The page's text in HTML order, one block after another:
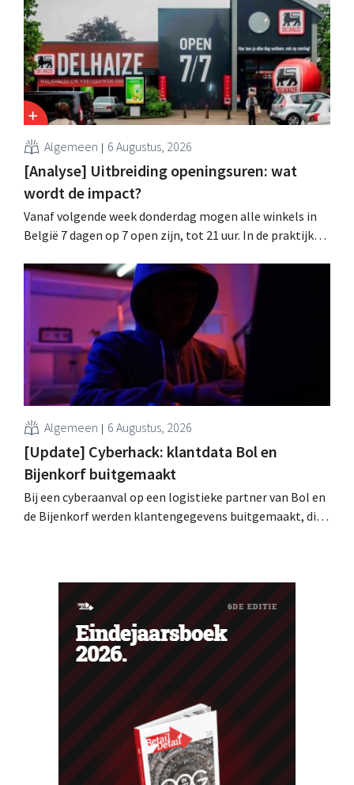
wachtwoorden zijn niet getroffen.
Algemeen 6 Augustus, 2026
[Analyse] Uitbreiding openingsuren: wat
wordt de impact?
Vanaf volgende week donderdag mogen alle winkels in
België 7 dagen op 7 open zijn, tot 21 uur. In de praktijk
arbeidswetgeving een hinderpaal. Is er een gelijk
speelveld?
Algemeen 6 Augustus, 2026
[Update] Cyberhack: klantdata Bol en
Bijenkorf buitgemaakt
Bij een cyberaanval op een logistieke partner van Bol en
de Bijenkorf werden klantengegevens buitgemaakt, die